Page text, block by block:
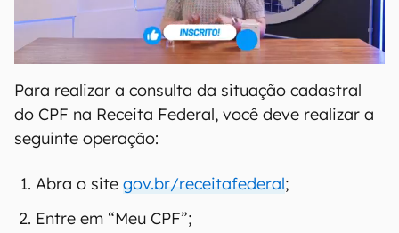
Para realizar a consulta da situação cadastral
do CPF na Receita Federal, você deve realizar a
seguinte operação:
Abra o site gov.br/receitafederal;
Entre em “Meu CPF”;